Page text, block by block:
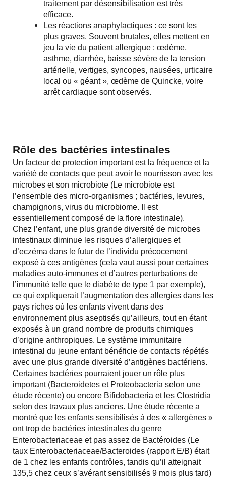
traitement par désensibilisation est très
efficace.
Les réactions anaphylactiques : ce sont les
plus graves. Souvent brutales, elles mettent en
jeu la vie du patient allergique : œdème,
asthme, diarrhée, baisse sévère de la tension
artérielle, vertiges, syncopes, nausées, urticaire
local ou « géant », œdème de Quincke, voire
arrêt cardiaque sont observés.
Rôle des bactéries intestinales
Un facteur de protection important est la fréquence et la
variété de contacts que peut avoir le nourrisson avec les
microbes et son microbiote (Le microbiote est
l’ensemble des micro-organismes ; bactéries, levures,
champignons, virus du microbiome. Il est
essentiellement composé de la flore intestinale).
Chez l’enfant, une plus grande diversité de microbes
intestinaux diminue les risques d’allergiques et
d’eczéma dans le futur de l’individu précocement
exposé à ces antigènes (cela vaut aussi pour certaines
maladies auto-immunes et d’autres perturbations de
l’immunité telle que le diabète de type 1 par exemple),
ce qui expliquerait l’augmentation des allergies dans les
pays riches où les enfants vivent dans des
environnement plus aseptisés qu’ailleurs, tout en étant
exposés à un grand nombre de produits chimiques
d’origine anthropiques. Le système immunitaire
intestinal du jeune enfant bénéficie de contacts répétés
avec une plus grande diversité d’antigènes bactériens.
Certaines bactéries pourraient jouer un rôle plus
important (Bacteroidetes et Proteobacteria selon une
étude récente) ou encore Bifidobacteria et les Clostridia
selon des travaux plus anciens. Une étude récente a
montré que les enfants sensibilisés à des « allergènes »
ont trop de bactéries intestinales du genre
Enterobacteriaceae et pas assez de Bactéroides (Le
taux Enterobacteriaceae/Bacteroides (rapport E/B) était
de 1 chez les enfants contrôles, tandis qu’il atteignait
135,5 chez ceux s’avérant sensibilisés 9 mois plus tard)